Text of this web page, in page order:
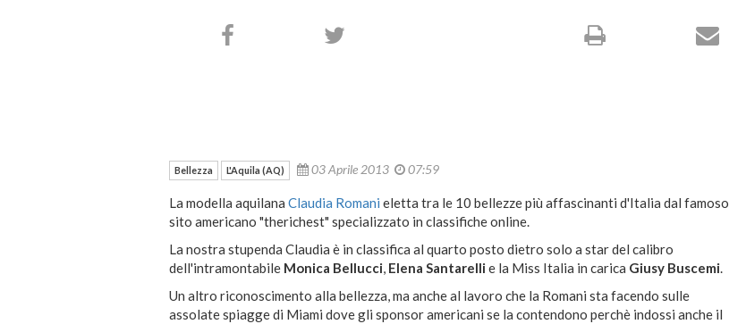
Bellezza L'Aquila (AQ) 03 Aprile 2013 07:59
La modella aquilana Claudia Romani eletta tra le 10 bellezze più affascinanti d'Italia dal famoso
sito americano "therichest" specializzato in classifiche online.
La nostra stupenda Claudia è in classifica al quarto posto dietro solo a star del calibro
dell'intramontabile Monica Bellucci, Elena Santarelli e la Miss Italia in carica Giusy Buscemi.
Un altro riconoscimento alla bellezza, ma anche al lavoro che la Romani sta facendo sulle
assolate spiagge di Miami dove gli sponsor americani se la contendono perchè indossi anche il